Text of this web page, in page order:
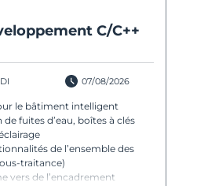
C/C++
07/08/2026
le bâtiment intelligent
fuites d’eau, boîtes à clés
de l’ensemble des
traitance)
vers de l’encadrement